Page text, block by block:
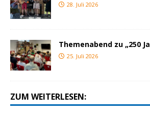
28. Juli 2026
Themenabend zu „250
25. Juli 2026
ZUM WEITERLESEN: